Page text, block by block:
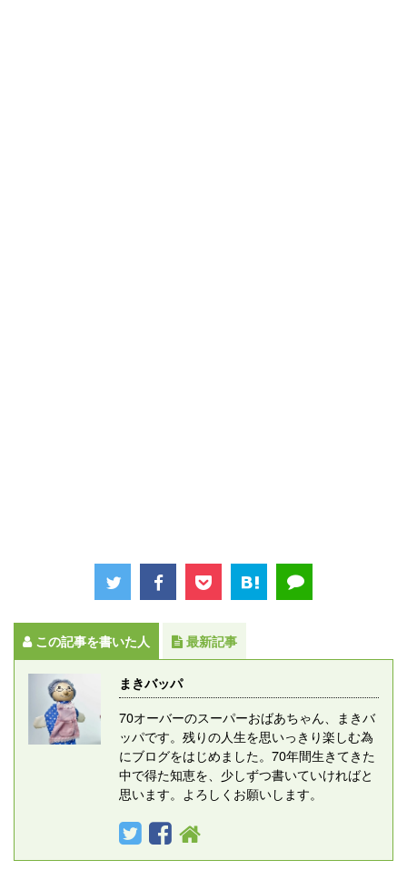
この記事を書いた人 最新記事
まきバッパ
70オーバーのスーパーおばあちゃん、まきバ
ッパです。残りの人生を思いっきり楽しむ為
にブログをはじめました。70年間生きてきた
中で得た知恵を、少しずつ書いていければと
思います。よろしくお願いします。